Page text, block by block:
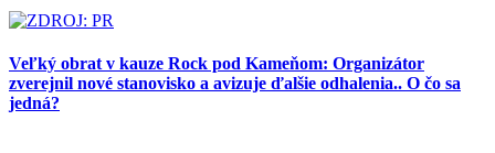
Veľký obrat v kauze Rock pod Kameňom: Organizátor
zverejnil nové stanovisko a avizuje ďalšie odhalenia.. O čo sa
jedná?